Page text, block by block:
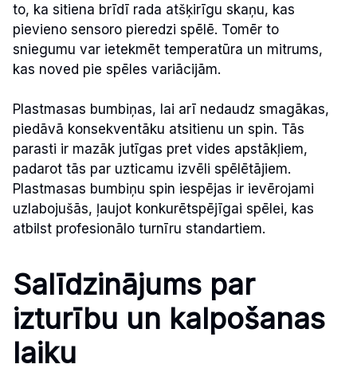
to, ka sitiena brīdī rada atšķirīgu skaņu, kas
pievieno sensoro pieredzi spēlē. Tomēr to
sniegumu var ietekmēt temperatūra un mitrums,
kas noved pie spēles variācijām.
Plastmasas bumbiņas, lai arī nedaudz smagākas,
piedāvā konsekventāku atsitienu un spin. Tās
parasti ir mazāk jutīgas pret vides apstākļiem,
padarot tās par uzticamu izvēli spēlētājiem.
Plastmasas bumbiņu spin iespējas ir ievērojami
uzlabojušās, ļaujot konkurētspējīgai spēlei, kas
atbilst profesionālo turnīru standartiem.
Salīdzinājums par
izturību un kalpošanas
laiku